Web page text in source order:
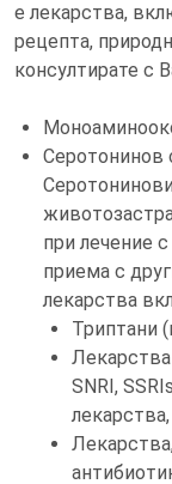
е лекарства,
рецепта,
консултирате с
Серотонинов
при лечение
приема с
лекарства
Триптани
SNRI,